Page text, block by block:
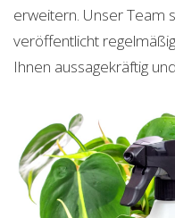
erweitern. Unser Team
veröffentlicht
Ihnen aussagekräftig